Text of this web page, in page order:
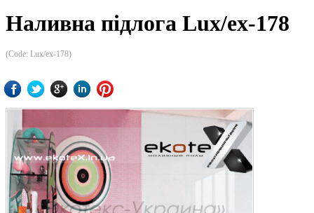
Наливна підлога Lux/ex-178
(Code: Lux/ex-178)